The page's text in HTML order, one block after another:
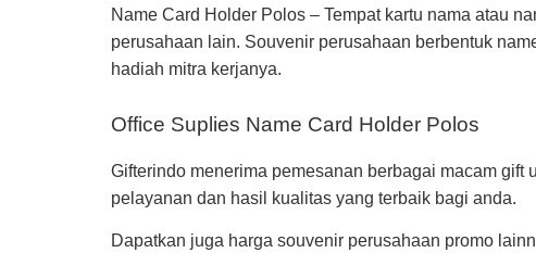
Name Card Holder Polos – Tempat kartu nama atau
perusahaan lain. Souvenir perusahaan berbentuk
hadiah mitra kerjanya.
Office Suplies Name Card Holder Polos
Gifterindo menerima pemesanan berbagai macam
pelayanan dan hasil kualitas yang terbaik bagi anda.
Dapatkan juga harga souvenir perusahaan promo